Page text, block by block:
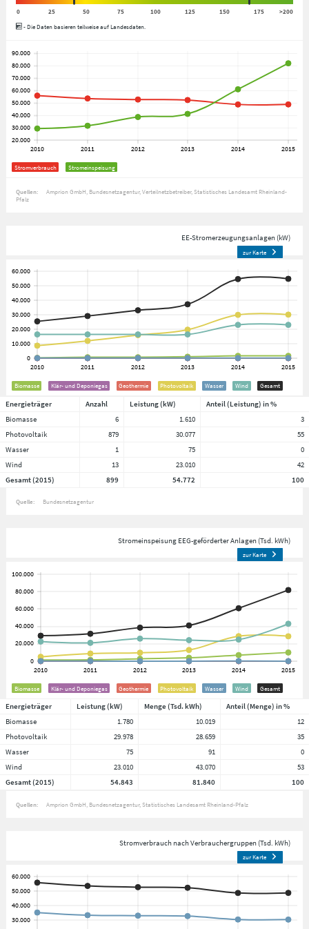
0 25 50 75 100 125 150 175
>200
- Die Daten basieren teilweise auf Landesdaten.
Stromverbrauch Stromeinspeisung
Quellen: Amprion GmbH Bundesnetzagentur Verteilnetzbetreiber Statistisches Landesamt Rheinland-
Pfalz
EE-Stromerzeugungsanlagen (kW)
zur Karte
Biomasse Klär- und Deponiegas Geothermie Photovoltaik Wasser Wind Gesamt
Energieträger Anzahl Leistung (kW)
Anteil (Leistung) in %
Biomasse
6 1.610
3
Photovoltaik
879 30.077
55
Wasser
1 75
0
Wind
13 23.010
42
Gesamt (2015)
899 54.772 100
Quelle: Bundesnetzagentur
Stromeinspeisung EEG-geförderter Anlagen (Tsd. kWh)
zur Karte
Biomasse Klär- und Deponiegas Geothermie Photovoltaik Wasser Wind Gesamt
Energieträger Leistung (kW) Menge (Tsd. kWh)
Anteil (Menge) in %
Biomasse
1.780 10.019
12
Photovoltaik
29.978 28.659
35
Wasser
75 91
0
Wind
23.010 43.070
53
Gesamt (2015)
54.843 81.840 100
Quellen: Amprion GmbH Bundesnetzagentur Statistisches Landesamt Rheinland-Pfalz
Stromverbrauch nach Verbrauchergruppen (Tsd. kWh)
zur Karte